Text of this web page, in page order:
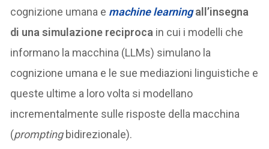
cognizione umana e machine learning all’insegna
di una simulazione reciproca in cui i modelli che
informano la macchina (LLMs) simulano la
cognizione umana e le sue mediazioni linguistiche e
queste ultime a loro volta si modellano
incrementalmente sulle risposte della macchina
(promptingbidirezionale).